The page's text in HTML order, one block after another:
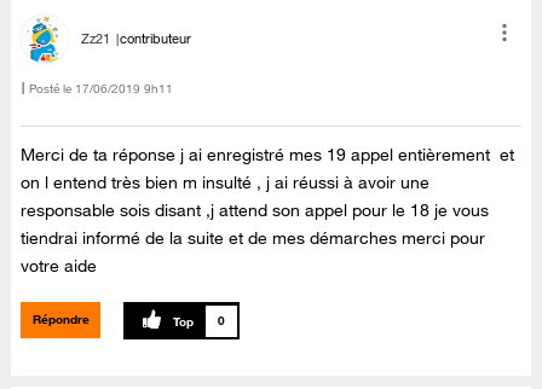
Zz21 contributeur
Posté le ‎17/06/2019 9h11
Merci de ta réponse j ai enregistré mes 19 appel entièrement et
on l entend très bien m insulté , j ai réussi à avoir une
responsable sois disant ,j attend son appel pour le 18 je vous
tiendrai informé de la suite et de mes démarches merci pour
votre aide
Répondre 0